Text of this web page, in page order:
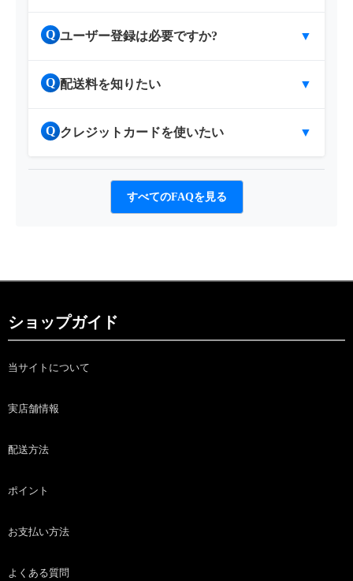
Q ユーザー登録は必要ですか? ▼
Q 配送料を知りたい ▼
Q クレジットカードを使いたい ▼
すべてのFAQを見る
ショップガイド
当サイトについて
実店舗情報
配送方法
ポイント
お支払い方法
よくある質問